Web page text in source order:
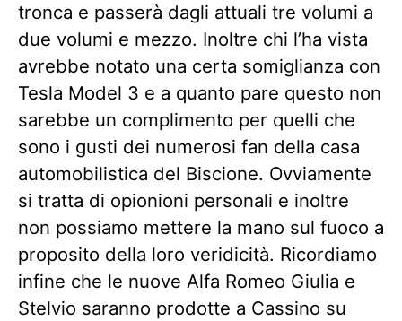
tronca e passerà dagli attuali tre volumi a
due volumi e mezzo. Inoltre chi l’ha vista
avrebbe notato una certa somiglianza con
Tesla Model 3 e a quanto pare questo non
sarebbe un complimento per quelli che
sono i gusti dei numerosi fan della casa
automobilistica del Biscione. Ovviamente
si tratta di opionioni personali e inoltre
non possiamo mettere la mano sul fuoco a
proposito della loro veridicità. Ricordiamo
infine che le nuove Alfa Romeo Giulia e
Stelvio saranno prodotte a Cassino su